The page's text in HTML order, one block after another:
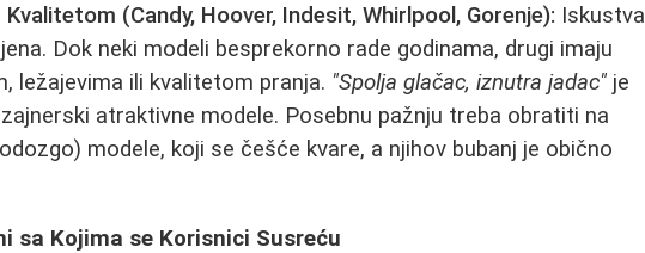
(Candy, Hoover, Indesit, Whirlpool, Gorenje): Iskustva
Dok neki modeli besprekorno rade godinama, drugi imaju
ležajevima ili kvalitetom pranja. "Spolja glačac, iznutra jadac" je
atraktivne modele. Posebnu pažnju treba obratiti na
modele, koji se češće kvare, a njihov bubanj je obično
sa Kojima se Korisnici Susreću